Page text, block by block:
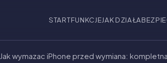
STARTFUNKCJEJAK DZIAŁA
Jak wymazac iPhone przed wymiana: